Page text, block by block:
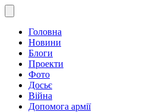
Головна
Новини
Блоги
Проекти
Фото
Досьє
Війна
Допомога армії